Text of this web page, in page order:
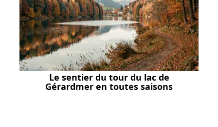
Le sentier du tour du lac de
Gérardmer en toutes saisons